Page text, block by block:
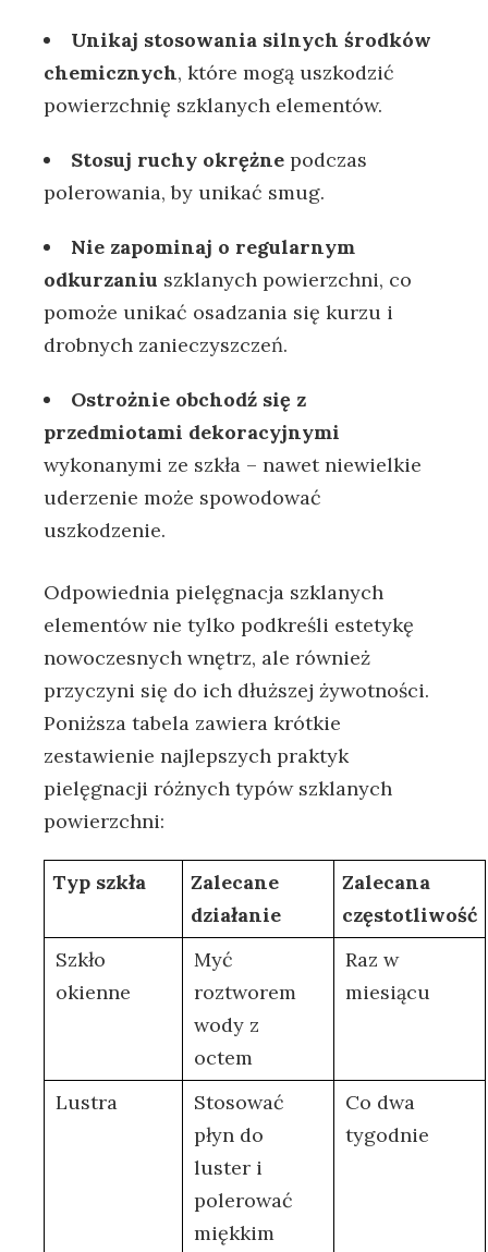
Unikaj⁣ stosowania silnych środków
chemicznych, które mogą ‍uszkodzić
‍powierzchnię⁣ szklanych elementów.
Stosuj ruchy⁣ okrężne podczas
polerowania, by unikać smug.
Nie ​zapominaj o regularnym
odkurzaniu szklanych powierzchni, ​co
pomoże‍ unikać osadzania się kurzu⁢ i
drobnych zanieczyszczeń.
Ostrożnie ‌obchodź się‌ z⁣
przedmiotami⁣ dekoracyjnymi
wykonanymi‌ ze szkła –​ nawet niewielkie
uderzenie może ‌spowodować
uszkodzenie.
Odpowiednia pielęgnacja szklanych
elementów nie‍ tylko podkreśli estetykę
⁢nowoczesnych wnętrz, ‌ale również
przyczyni się do ich dłuższej żywotności.
Poniższa tabela zawiera krótkie
zestawienie⁤ najlepszych praktyk
pielęgnacji różnych ⁣typów szklanych
powierzchni:
Typ szkła
Zalecane
‍działanie
Zalecana
częstotliwość
Szkło
okienne
Myć
roztworem
wody⁤ z
octem
Raz w
miesiącu
Lustra
Stosować ​
płyn do
luster i ​
polerować
miękkim⁣
Co dwa
tygodnie